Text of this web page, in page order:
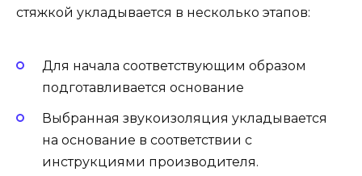
стяжкой укладывается в несколько этапов:
Для начала соответствующим образом
подготавливается основание
Выбранная звукоизоляция укладывается
на основание в соответствии с
инструкциями производителя.